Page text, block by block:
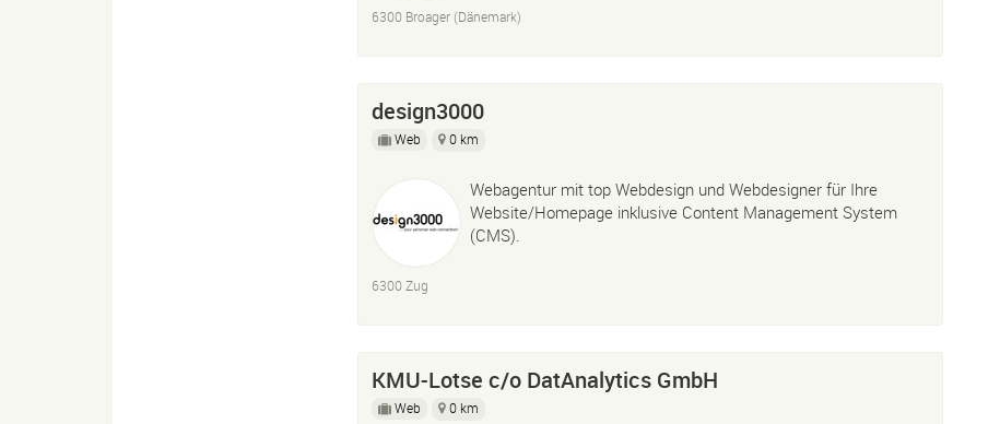
6300 Broager (Dänemark)
design3000
Web 0 km
Webagentur mit top Webdesign und Webdesigner für Ihre
Website/Homepage inklusive Content Management System
(CMS).
6300 Zug
KMU-Lotse c/o DatAnalytics GmbH
Web 0 km